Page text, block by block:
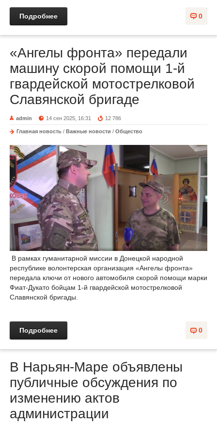
0
Подробнее
«Ангелы фронта» передали
машину скорой помощи 1-й
гвардейской мотострелковой
Славянской бригаде
admin 14 сен 2025, 16:31 12 786
Главная новость / Важные новости / Общество
В рамках гуманитарной миссии в Донецкой народной
республике волонтерская организация «Ангелы фронта»
передала ключи от нового автомобиля скорой помощи марки
Фиат-Дукато бойцам 1-й гвардейской мотострелковой
Славянской бригады.
0
Подробнее
В Нарьян-Маре объявлены
публичные обсуждения по
изменению актов
администрации